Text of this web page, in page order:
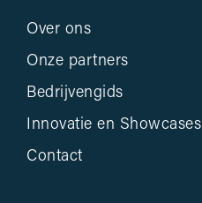
Over ons
Onze partners
Bedrijvengids
Innovatie en Showcases
Contact